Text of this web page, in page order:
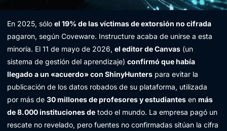
En 2025, sólo el 19% de las víctimas de extorsión no cifrada
pagaron, según Coveware. Instructure acaba de unirse a esta
minoría. El 11 de mayo de 2026, el editor de Canvas (un
sistema de gestión del aprendizaje) confirmó que había
llegado a un «acuerdo» con ShinyHunters para evitar la
publicación de los datos robados de su plataforma, utilizada
por más de 30 millones de profesores y estudiantes en más
de 8.000 instituciones de todo el mundo. La empresa pagó un
rescate no revelado, pero fuentes no confirmadas sitúan la cifra